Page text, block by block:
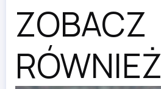
ZOBACZ
RÓWNIEŻ